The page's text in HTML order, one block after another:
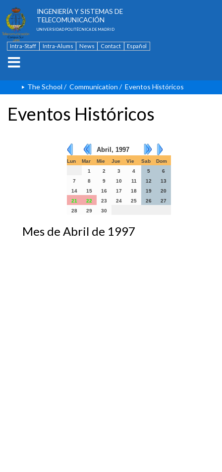
INGENIERÍA Y SISTEMAS DE
TELECOMUNICACIÓN
UNIVERSIDAD POLITÉCNICA DE MADRID
Intra-Staff Intra-Alums News Contact Español
The School / Communication / Eventos Históricos
Eventos Históricos
Abril, 1997
Lun Mar Mie Jue Vie Sab
Dom
1
2 3 4 5
6
7
8 9 10 11 12
13
14
15 16 17 18 19
20
21
22 23 24 25 26
27
28
29 30
Mes de Abril de 1997